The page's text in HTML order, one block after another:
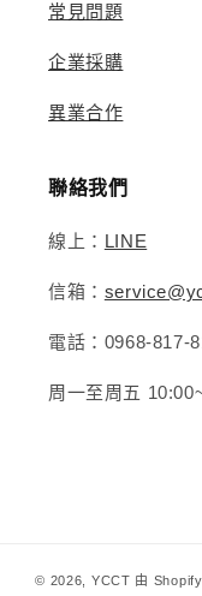
常見問題
企業採購
異業合作
聯絡我們
線上： LINE
信箱：
電話：0968-817-
周一至周五
© 2026, YCCT 由